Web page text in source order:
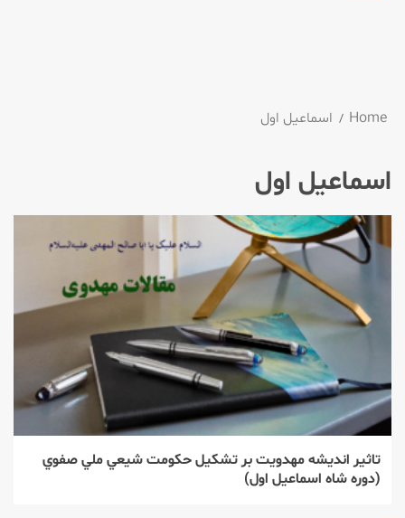
Home اسماعیل اول
اسماعیل اول
تاثير انديشه مهدويت بر تشكيل حكومت شيعي ملي صفوي
(دوره شاه اسماعيل اول)